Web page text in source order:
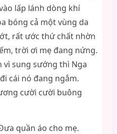
lấp lánh dòng khí
bóng cả một vùng da
rất ước thứ chất nhờn
trời ơi mẹ đang nứng.
sung sướng thì Nga
cái nó đang ngắm.
cười cười buông
quần áo cho mẹ.